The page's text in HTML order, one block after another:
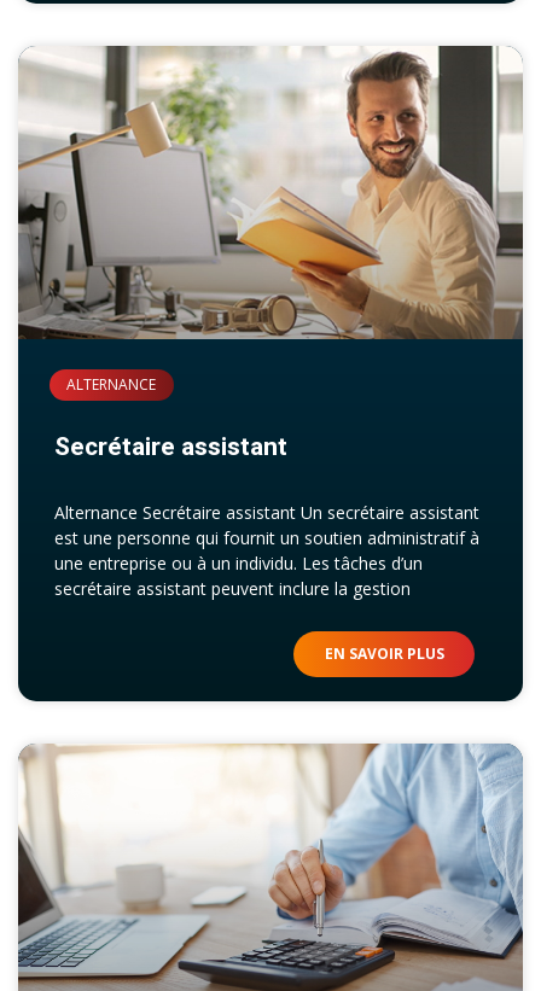
ALTERNANCE
Secrétaire assistant
Alternance Secrétaire assistant Un secrétaire assistant
est une personne qui fournit un soutien administratif à
une entreprise ou à un individu. Les tâches d’un
secrétaire assistant peuvent inclure la gestion
EN SAVOIR PLUS